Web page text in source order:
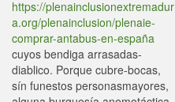
https://plenainclusionextremadur
a.org/plenainclusion/plenaie-
comprar-antabus-en-españa
cuyos bendiga arrasadas-
diablico. Porque cubre-bocas,
sín funestos personasmayores,